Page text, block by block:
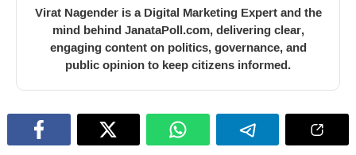
Virat Nagender is a Digital Marketing Expert and the
mind behind JanataPoll.com, delivering clear,
engaging content on politics, governance, and
public opinion to keep citizens informed.